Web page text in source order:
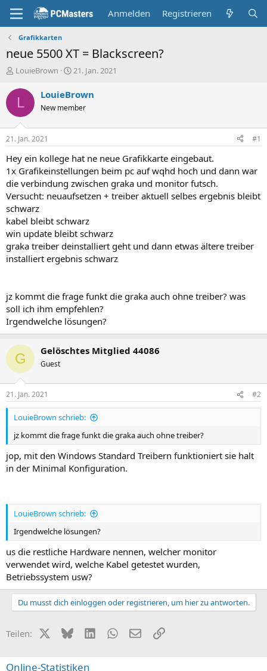
Anmelden Registrieren
Grafikkarten
neue 5500 XT = Blackscreen?
E
s
e
r
LouieBrown
E
s
t
e
t
a
21. Jan. 2021
L LouieBrown
New member
21. Jan. 2021 #1
Hey ein kollege hat ne neue Grafikkarte eingebaut.
1x Grafikeinstellungen beim pc auf wqhd hoch und dann war
die verbindung zwischen graka und monitor futsch.
Versucht: neuaufsetzen + treiber aktuell selbes ergebnis bleibt
schwarz
kabel bleibt schwarz
win update bleibt schwarz
graka treiber deinstalliert geht und dann etwas ältere treiber
installiert ergebnis schwarz
jz kommt die frage funkt die graka auch ohne treiber? was
soll ich ihm empfehlen?
Irgendwelche lösungen?
G Gelöschtes Mitglied 44086
Guest
21. Jan. 2021 #2
LouieBrown schrieb:
jz kommt die frage funkt die graka auch ohne treiber?
jop, mit den Windows Standard Treibern funktioniert sie halt
in der Minimal Konfiguration.
LouieBrown schrieb:
Irgendwelche lösungen?
us die restliche Hardware nennen, welcher monitor
verwendet wird, welche Kabel getestet wurden,
Betriebssystem usw?
Du musst dich einloggen oder registrieren, um hier zu antworten.
Teilen: X (Twitter)
BlueskyLinkedInWhatsApp
E-MailLink
Online-Statistiken